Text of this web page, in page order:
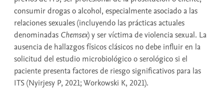
consumir drogas o alcohol, especialmente asociado a las
relaciones sexuales (incluyendo las prácticas actuales
denominadas Chemsex) y ser víctima de violencia sexual. La
ausencia de hallazgos físicos clásicos no debe influir en la
solicitud del estudio microbiológico o serológico si el
paciente presenta factores de riesgo significativos para las
ITS (Nyirjesy P, 2021; Workowski K, 2021).